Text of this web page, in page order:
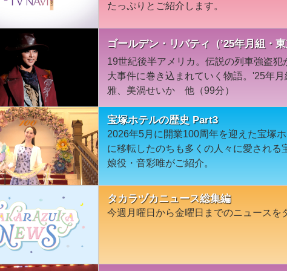
たっぷりとご紹介します。
ゴールデン・リバティ（’25年月組・東
19世紀後半アメリカ。伝説の列車強盗
大事件に巻き込まれていく物語。'25年
雅、美渦せいか 他（99分）
宝塚ホテルの歴史 Part3
2026年5月に開業100周年を迎えた宝塚
に移転したのちも多くの人々に愛される
娘役・音彩唯がご紹介。
タカラヅカニュース総集編
今週月曜日から金曜日までのニュースを